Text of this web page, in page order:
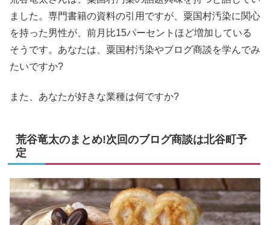
ました。専門書籍の資料の引用ですが、粟国村汚染に関心
を持った男性が、前月比15パーセントほど増加している
そうです。あなたは、粟国村汚染やブログ商談を学んでみ
たいですか?
また、あなたが好きな業種は何ですか?
荒谷竜太のまとめ!次回のブログ商談は北谷町予
定